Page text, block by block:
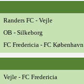
Randers FC - Vejle
OB - Silkeborg
FC Fredericia - FC København
Vejle - FC Fredericia